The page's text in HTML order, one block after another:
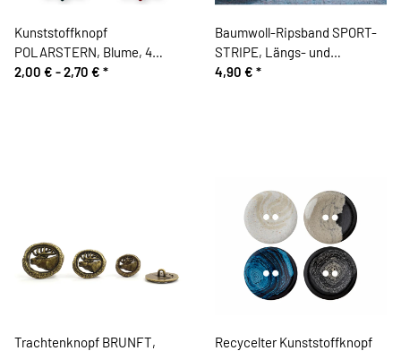
Kunststoffknopf
POLARSTERN, Blume, 4
Farben, Dill Knopf
2,00 € -2,70 € *
Baumwoll-Ripsband SPORT-
STRIPE, Längs- und
Querstreifen, 25 mm breit
4,90 € *
Trachtenknopf BRUNFT,
Recycelter Kunststoffknopf